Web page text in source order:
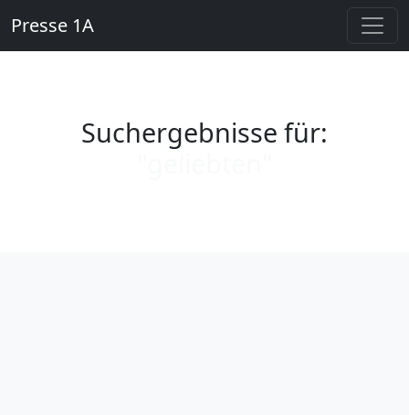
Presse 1A
Suchergebnisse für: